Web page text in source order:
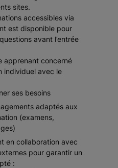
sites.
accessibles via
est disponible pour
avant l’entrée
apprenant concerné
individuel avec le
ses besoins
adaptés aux
(examens,
en collaboration avec
pour garantir un
: